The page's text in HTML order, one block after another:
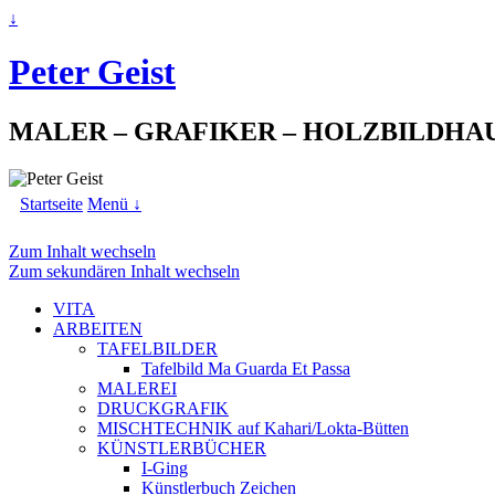
↓
Peter Geist
MALER – GRAFIKER –
Startseite Menü ↓
Zum Inhalt wechseln
Zum sekundären Inhalt wechseln
VITA
ARBEITEN
TAFELBILDER
Tafelbild Ma Guarda Et Passa
MALEREI
DRUCKGRAFIK
MISCHTECHNIK auf Kahari/Lokta-Bütten
KÜNSTLERBÜCHER
I-Ging
Künstlerbuch Zeichen